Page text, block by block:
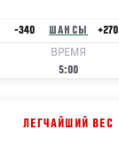
-340 ШАНСЫ +270
ВРЕМЯ
5:00
ЛЕГЧАЙШИЙ ВЕС